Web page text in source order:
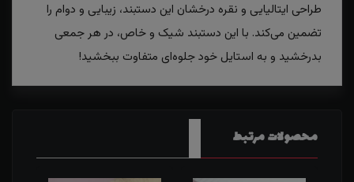
طراحی ایتالیایی و نقره درخشان این دستبند، زیبایی و دوام را
تضمین می‌کند. با این دستبند شیک و خاص، در هر جمعی
بدرخشید و به استایل خود جلوه‌ای متفاوت ببخشید!
محصولات مرتبط